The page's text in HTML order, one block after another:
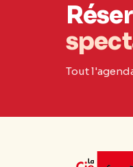
Tout